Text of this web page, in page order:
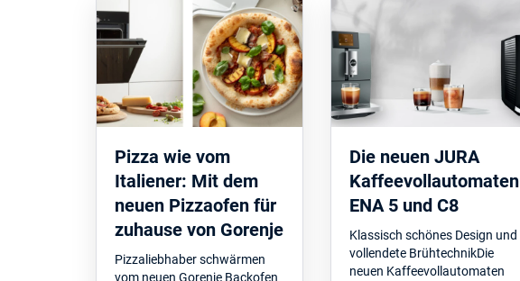
Pizza wie vom
Italiener: Mit dem
neuen Pizzaofen für
zuhause von Gorenje
Pizzaliebhaber schwärmen
vom neuen Gorenje Backofen
Die neuen JURA
Kaffeevollautomaten
ENA 5 und C8
Klassisch schönes Design und
vollendete BrühtechnikDie
neuen Kaffeevollautomaten